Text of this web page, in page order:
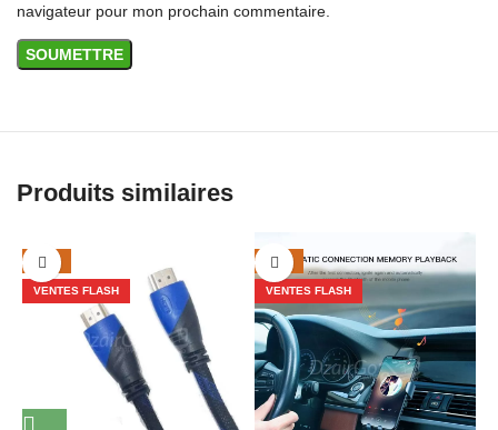
navigateur pour mon prochain commentaire.
Produits similaires
-33%
VENTES FLASH
-38%
VENTES FLASH